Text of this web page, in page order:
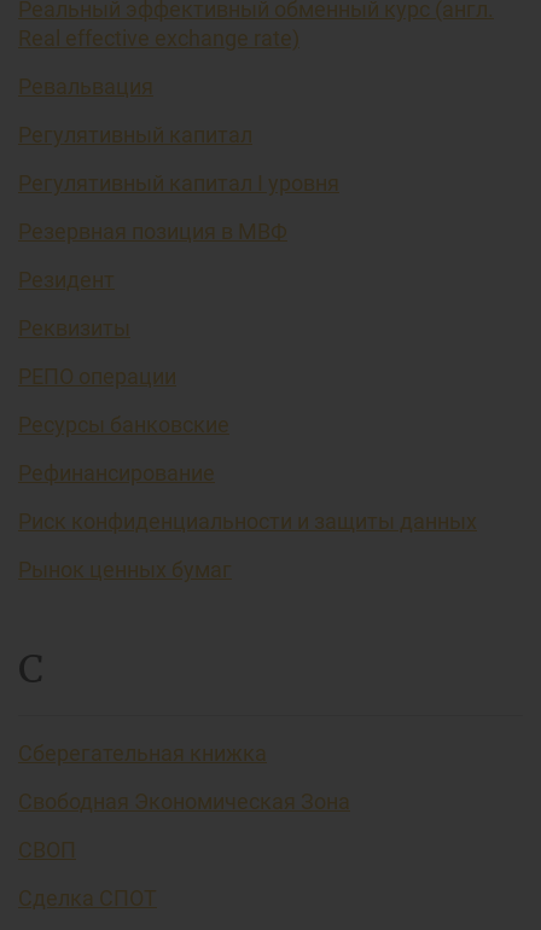
Реальный эффективный обменный курс (англ.
Real effective exchange rate)
Ревальвация
Регулятивный капитал
Регулятивный капитал I уровня
Резервная позиция в МВФ
Резидент
Реквизиты
РЕПО операции
Ресурсы банковские
Рефинансирование
Риск конфиденциальности и защиты данных
Рынок ценных бумаг
С
Сберегательная книжка
Свободная Экономическая Зона
СВОП
Сделка СПОТ